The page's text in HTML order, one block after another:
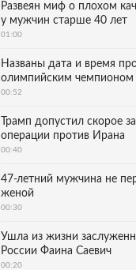
Развеян миф о плохом
у мужчин старше 40 лет
01:00
Названы дата и время
олимпийским
00:52
Трамп допустил скорое
операции против Ирана
00:40
47-летний мужчина не
женой
00:30
Ушла из жизни
России Фаина Саевич
00:20